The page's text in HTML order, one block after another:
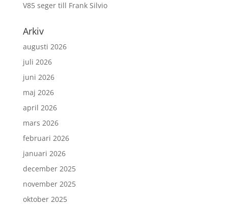
V85 seger till Frank Silvio
Arkiv
augusti 2026
juli 2026
juni 2026
maj 2026
april 2026
mars 2026
februari 2026
januari 2026
december 2025
november 2025
oktober 2025